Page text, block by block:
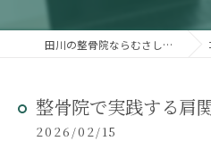
田川の整骨院ならむさし鍼灸整骨院 田川院
整骨院で実践する肩
2026/02/15